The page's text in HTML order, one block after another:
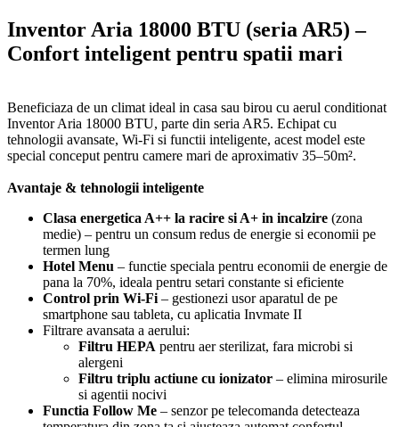
Inventor Aria 18000 BTU (seria AR5) –
Confort inteligent pentru spatii mari
Beneficiaza de un climat ideal in casa sau birou cu aerul conditionat
Inventor Aria 18000 BTU, parte din seria AR5. Echipat cu
tehnologii avansate, Wi-Fi si functii inteligente, acest model este
special conceput pentru camere mari de aproximativ 35–50m².
Avantaje & tehnologii inteligente
Clasa energetica A++ la racire si A+ in incalzire (zona
medie) – pentru un consum redus de energie si economii pe
termen lung
Hotel Menu – functie speciala pentru economii de energie de
pana la 70%, ideala pentru setari constante si eficiente
Control prin Wi-Fi – gestionezi usor aparatul de pe
smartphone sau tableta, cu aplicatia Invmate II
Filtrare avansata a aerului:
Filtru HEPA pentru aer sterilizat, fara microbi si
alergeni
Filtru triplu actiune cu ionizator – elimina mirosurile
si agentii nocivi
Functia Follow Me – senzor pe telecomanda detecteaza